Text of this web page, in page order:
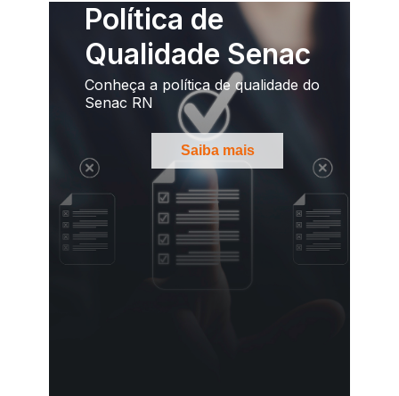
Política de
Qualidade Senac
Conheça a política de qualidade do
Senac RN
Saiba mais